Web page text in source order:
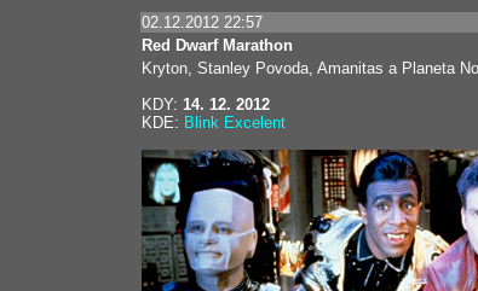
02.12.2012 22:57
Red Dwarf Marathon
Kryton, Stanley Povoda, Amanitas a Planeta
KDY: 14. 12. 2012
KDE: Blink Excelent